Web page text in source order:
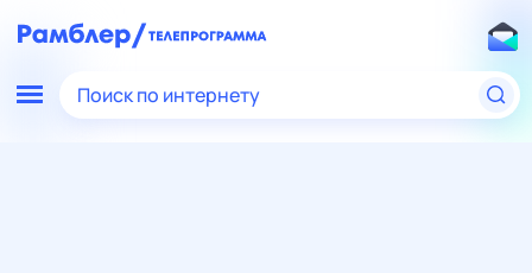
Поиск по интернету